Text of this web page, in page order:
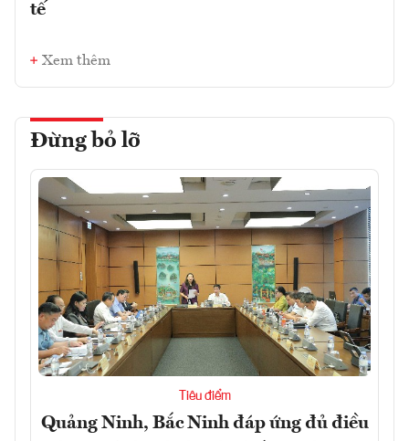
tế
Xem thêm
Đừng bỏ lỡ
Tiêu điểm
Quảng Ninh, Bắc Ninh đáp ứng đủ điều